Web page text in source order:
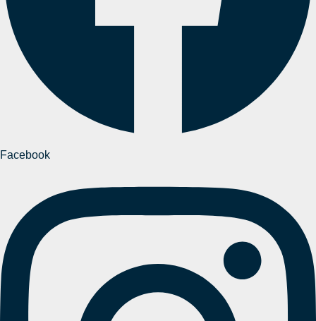
Facebook